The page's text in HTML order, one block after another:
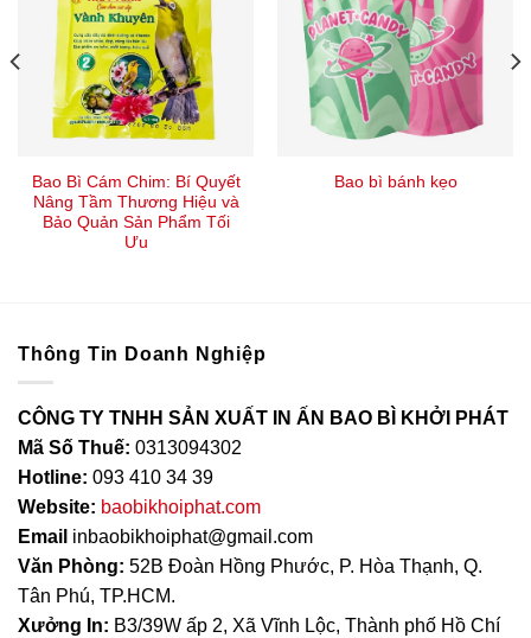
Bao Bì Cám Chim: Bí Quyết
Nâng Tầm Thương Hiệu và
Bảo Quản Sản Phẩm Tối
Ưu
Bao bì bánh kẹo
Thông Tin Doanh Nghiệp
CÔNG TY TNHH SẢN XUẤT IN ẤN BAO BÌ KHỞI PHÁT
Mã Số Thuế: 0313094302
Hotline: 093 410 34 39
Website: baobikhoiphat.com
Email inbaobikhoiphat@gmail.com
Văn Phòng: 52B Đoàn Hồng Phước, P. Hòa Thạnh, Q.
Tân Phú, TP.HCM.
Xưởng In: B3/39W ấp 2, Xã Vĩnh Lộc, Thành phố Hồ Chí